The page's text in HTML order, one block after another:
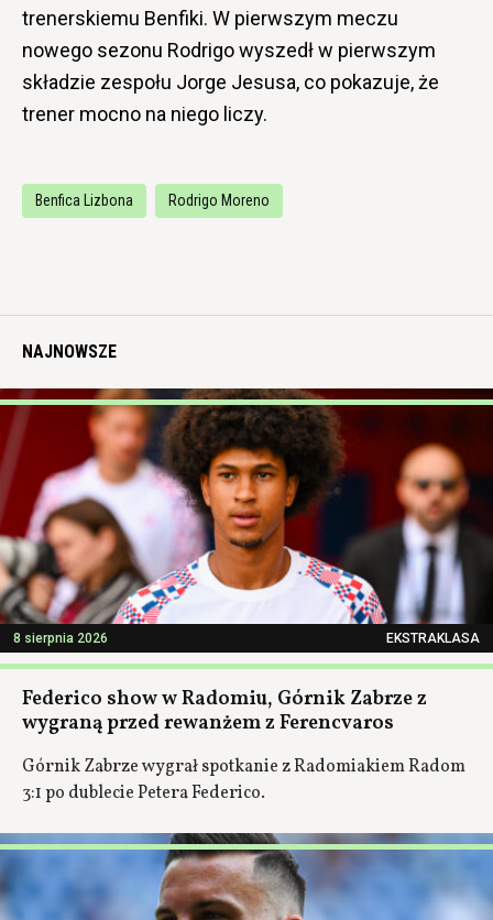
trenerskiemu Benfiki. W pierwszym meczu
nowego sezonu Rodrigo wyszedł w pierwszym
składzie zespołu Jorge Jesusa, co pokazuje, że
trener mocno na niego liczy.
Benfica Lizbona Rodrigo Moreno
NAJNOWSZE
8 sierpnia 2026 EKSTRAKLASA
Federico show w Radomiu, Górnik Zabrze z
wygraną przed rewanżem z Ferencvaros
Górnik Zabrze wygrał spotkanie z Radomiakiem Radom
3:1 po dublecie Petera Federico.